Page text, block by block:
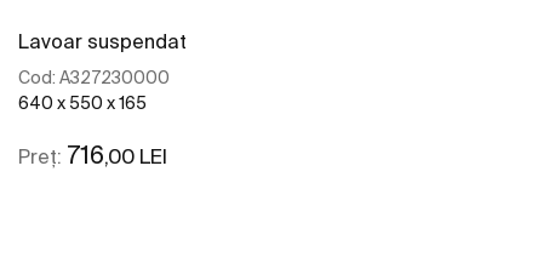
Lavoar suspendat
Cod: A327230000
640 x 550 x 165
Preț: 716,00 LEI